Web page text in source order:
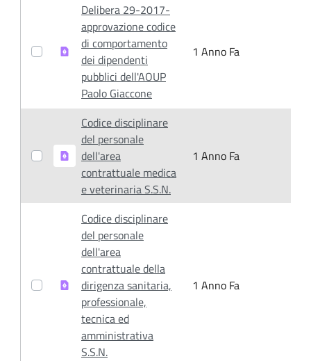
Delibera 29-2017-
approvazione codice
di comportamento
dei dipendenti
pubblici dell'AOUP
Paolo Giaccone
1 Anno Fa
Codice disciplinare
del personale
dell'area
contrattuale medica
e veterinaria S.S.N.
1 Anno Fa
Codice disciplinare
del personale
dell'area
contrattuale della
dirigenza sanitaria,
professionale,
tecnica ed
amministrativa
S.S.N.
1 Anno Fa